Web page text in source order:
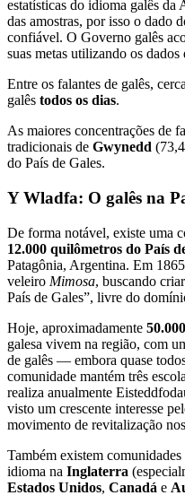
estatísticas do idioma galês
das amostras, por isso o dado
confiável. O Governo galês
suas metas utilizando os dados
Entre os falantes de galês,
galês todos os dias.
As maiores concentrações de
tradicionais de Gwynedd
do País de Gales.
Y Wladfa: O galês na
De forma notável, existe uma
12.000 quilômetros do País
Patagônia, Argentina. Em
veleiro Mimosa, buscando
País de Gales”, livre do
Hoje, aproximadamente
galesa vivem na região, com
de galês — embora quase
comunidade mantém três
realiza anualmente
visto um crescente interesse
movimento de revitalização
Também existem
idioma na Inglaterra
Estados Unidos, Canadá e